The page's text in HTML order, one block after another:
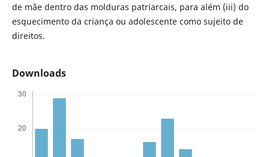
de mãe dentro das molduras patriarcais, para além (iii) do
esquecimento da criança ou adolescente como sujeito de
direitos.
Downloads